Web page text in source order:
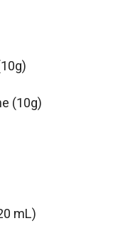
(10g)
mL)